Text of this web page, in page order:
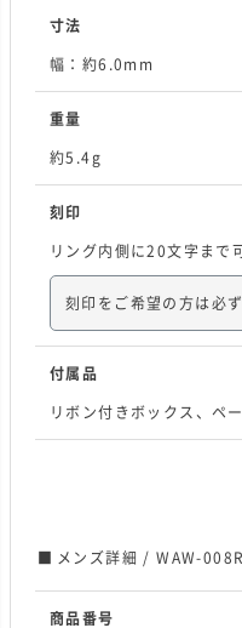
寸法
幅：約6.0mm
重量
約5.4g
刻印
リング内側に20文字まで
刻印をご希望の方は必
付属品
リボン付きボックス、ペ
メンズ詳細 / WAW-
商品番号